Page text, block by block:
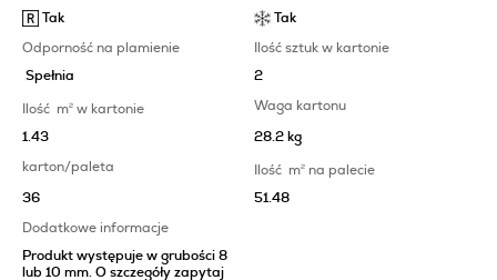
Tak Tak
Odporność na plamienie
Spełnia
Ilość sztuk w kartonie
2
Ilość m2 w kartonie
1.43
Waga kartonu
28.2 kg
karton/paleta
36
Ilośćm2 na palecie
51.48
Dodatkowe informacje
Produkt występuje w grubości 8
lub 10 mm. O szczegóły zapytaj